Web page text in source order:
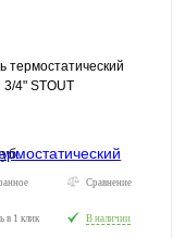
термостатический
4" STOUT
Сравнение
в 1 клик В наличии